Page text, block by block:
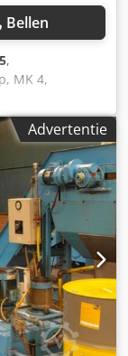
Bellen
,
MK 4,
1000 Y
Afiokr
Advertentie